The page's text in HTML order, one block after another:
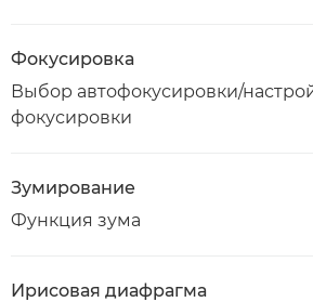
Фокусировка
Выбор автофокусировки/
фокусировки
Зумирование
Функция зума
Ирисовая диафрагма